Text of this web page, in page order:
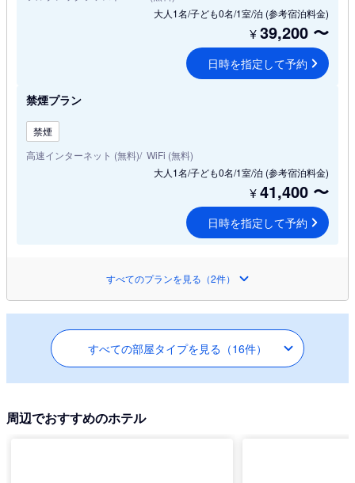
大人1名/子ども0名/1室/泊 (参考宿泊料金)
¥39,200 〜
日時を指定して予約
禁煙プラン
禁煙
高速インターネット (無料) WiFi (無料)
大人1名/子ども0名/1室/泊 (参考宿泊料金)
¥41,400 〜
日時を指定して予約
すべてのプランを見る（2件）
すべての部屋タイプを見る（16件）
周辺でおすすめのホテル